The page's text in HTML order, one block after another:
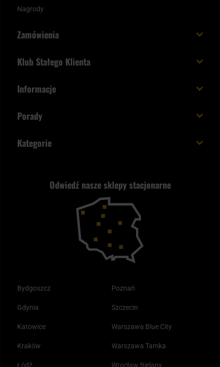
Nagrody
Zamówienia
Paczka w weekend
Status zamówienia
Wysyłka za granicę
Reklamacje i gwarancja
Klub Stałego Klienta
Unboxing Militaria.pl
Logowanie
Odwiedź nasze sklepy stacjonarne
Bydgoszcz
Gdynia
Katowice
Kraków
Łódź
Poznań
Szczecin
Warszawa Blue City
Warszawa Tamka
Wrocław Bielany
Informacje
Polityka prywatności
Kupony i kody rabatowe
Porady
Plecak ewakuacyjny preppersa
Kategorie
Samoobrona